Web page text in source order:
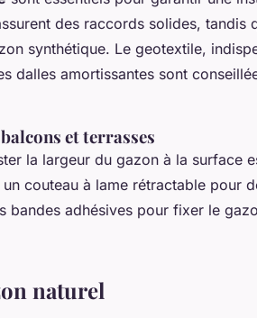
des raccords solides, tandis
synthétique. Le geotextile,
dalles amortissantes sont
et terrasses
la largeur du gazon à la surface
couteau à lame rétractable pour
bandes adhésives pour fixer le
naturel